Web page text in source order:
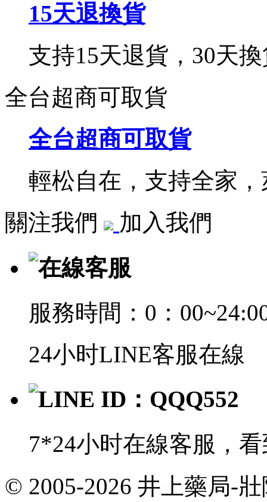
15天退換貨
支持15天退貨，30天
全台超商可取貨
全台超商可取貨
輕松自在，支持全家
關注我們
加入我們
在線客服
服務時間：0：
24小时LINE客服在線
LINE ID：QQQ552
7*24小时在線客服，
共
© 2005-2026 井上藥局-